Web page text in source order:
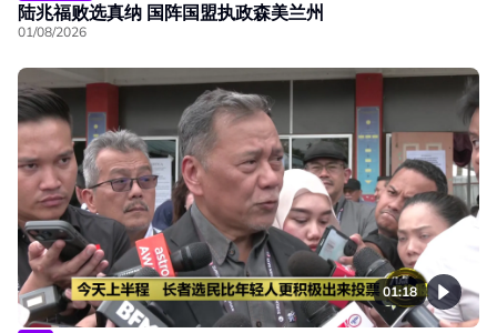
陆兆福败选真纳 国阵国盟执政森美兰州
01/08/2026
01:18